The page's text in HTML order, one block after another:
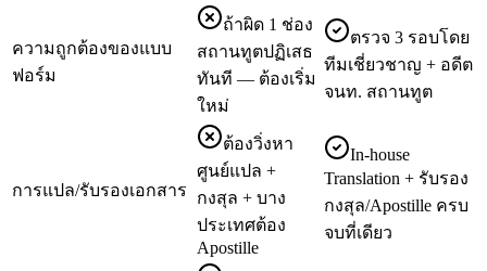
ความถูกต้องของแบบ
ฟอร์ม
ถ้าผิด 1 ช่อง
สถานทูตปฏิเสธ
ทันที — ต้องเริ่ม
ใหม่
ตรวจ 3 รอบโดย
ทีมเชี่ยวชาญ + อดีต
จนท. สถานทูต
การแปล/รับรองเอกสาร
ต้องวิ่งหา
ศูนย์แปล +
กงสุล + บาง
ประเทศต้อง
Apostille
In-house
Translation + รับรอง
กงสุล/Apostille ครบ
จบที่เดียว